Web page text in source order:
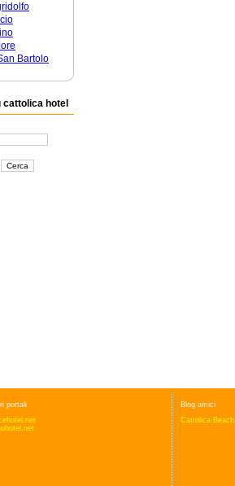
Bartolo
hotel
portali
Blog amici
Cattolica